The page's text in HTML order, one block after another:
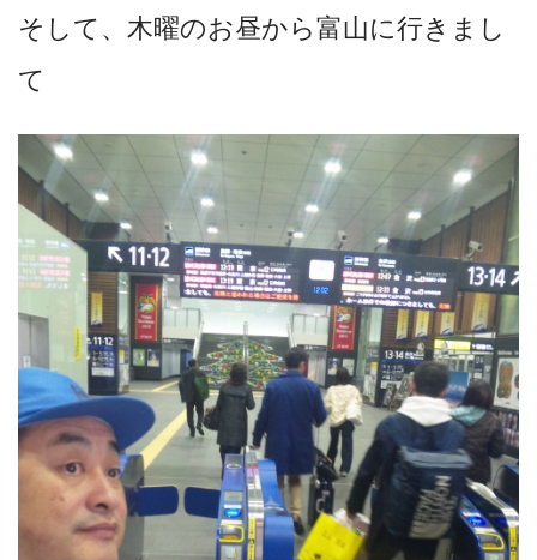
そして、木曜のお昼から富山に行きまし
て